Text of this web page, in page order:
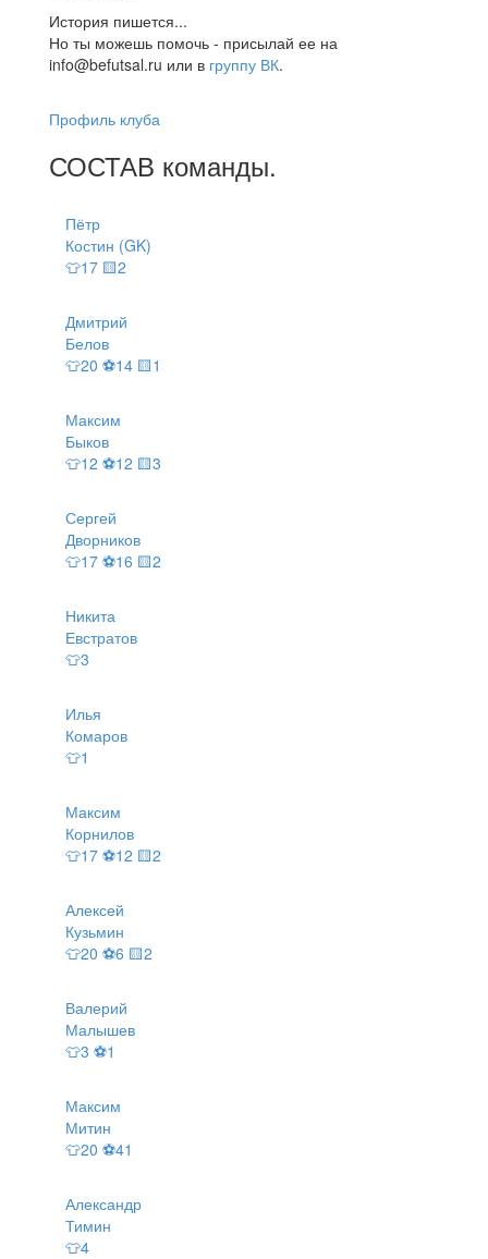
История пишется...
Но ты можешь помочь - присылай ее на
info@befutsal.ru или в группу ВК.
Профиль клуба
СОСТАВ команды.
Пётр
Костин (GK)
👕17 🟨2
Дмитрий
Белов
👕20 ⚽14 🟨1
Максим
Быков
👕12 ⚽12 🟨3
Сергей
Дворников
👕17 ⚽16 🟨2
Никита
Евстратов
👕3
Илья
Комаров
👕1
Максим
Корнилов
👕17 ⚽12 🟨2
Алексей
Кузьмин
👕20 ⚽6 🟨2
Валерий
Малышев
👕3 ⚽1
Максим
Митин
👕20 ⚽41
Александр
Тимин
👕4